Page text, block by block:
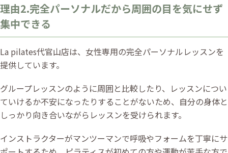
理由2.完全パーソナルだから周囲の目を気にせず
集中できる
La pilates代官山店は、女性専用の完全パーソナルレッスンを
提供しています。
グループレッスンのように周囲と比較したり、レッスンについ
ていけるか不安になったりすることがないため、自分の身体と
しっかり向き合いながらレッスンを受けられます。
インストラクターがマンツーマンで呼吸やフォームを丁寧にサ